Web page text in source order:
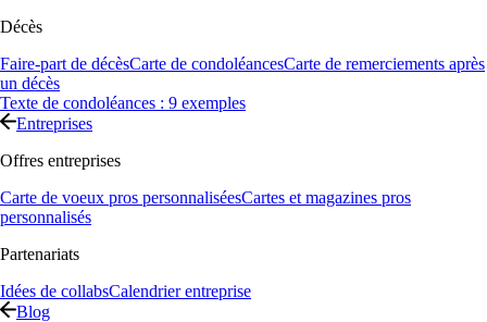
Décès
Faire-part de décèsCarte de condoléancesCarte de remerciements après
un décès
Texte de condoléances : 9 exemples
Entreprises
Offres entreprises
Carte de voeux pros personnaliséesCartes et magazines pros
personnalisés
Partenariats
Idées de collabsCalendrier entreprise
Blog